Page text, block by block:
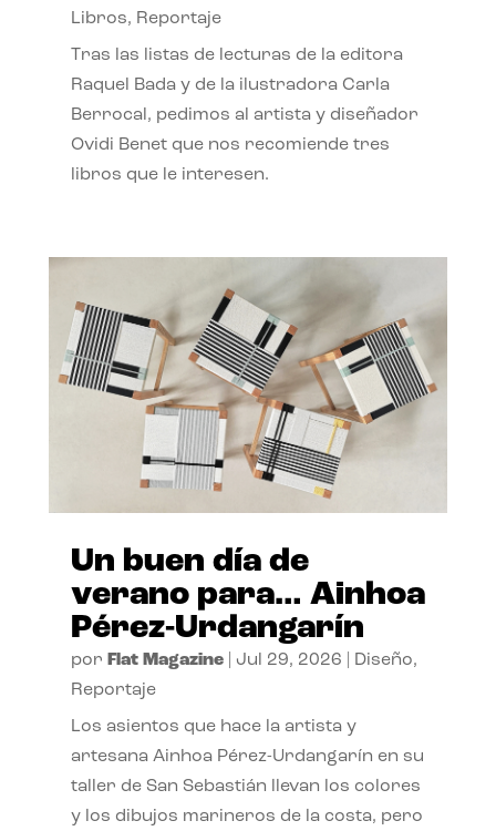
Libros, Reportaje
Tras las listas de lecturas de la editora
Raquel Bada y de la ilustradora Carla
Berrocal, pedimos al artista y diseñador
Ovidi Benet que nos recomiende tres
libros que le interesen.
Un buen día de
verano para… Ainhoa
Pérez-Urdangarín
por Flat Magazine| Jul 29, 2026 Diseño,
Reportaje
Los asientos que hace la artista y
artesana Ainhoa Pérez-Urdangarín en su
taller de San Sebastián llevan los colores
y los dibujos marineros de la costa, pero